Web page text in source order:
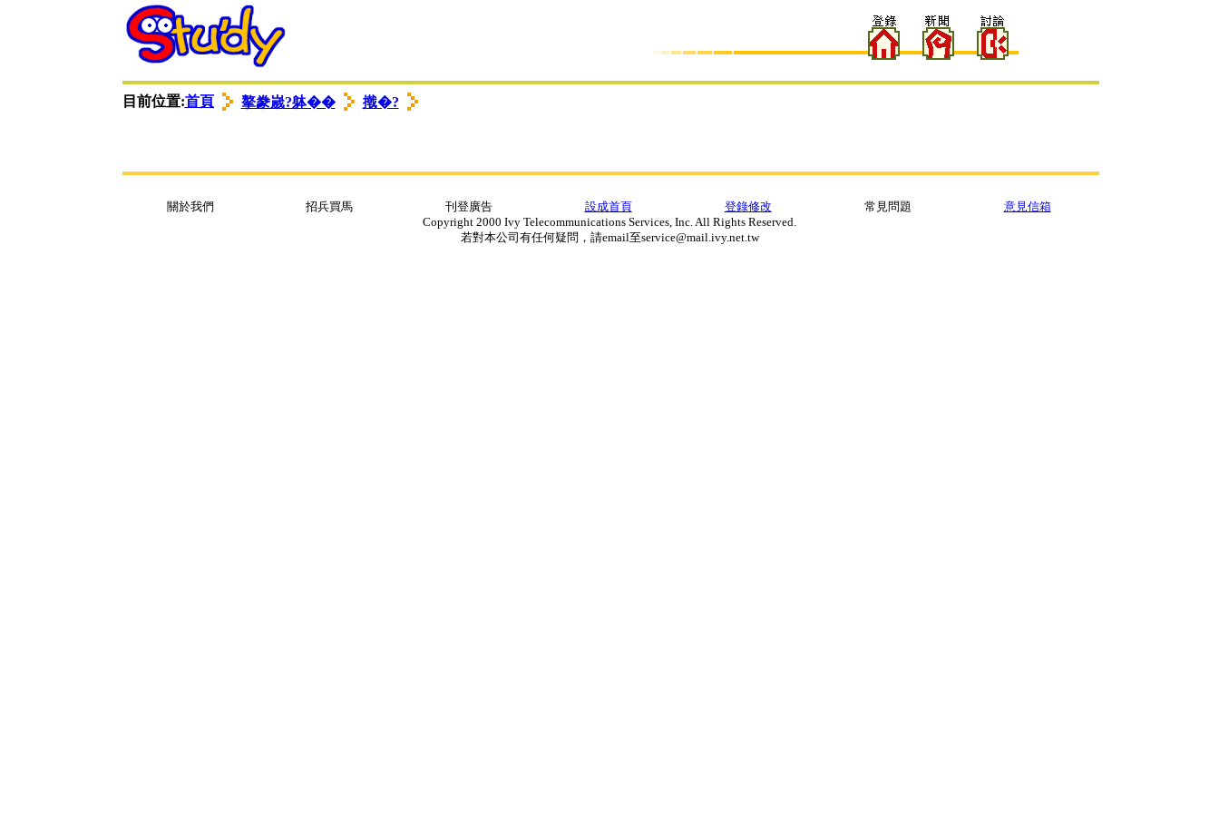
衭ロ蟈諉ㄩ゜苤翌゜苤翌
目前位置:首頁 摮豢嵗?躰�� 撠�?
關於我們 招兵買馬 刊登廣告 設成首頁 登錄修改 常見問題
意見信箱
Copyright 2000 Ivy Telecommunications Services, Inc. All Rights Reserved.
若對本公司有任何疑問，請email至service@mail.ivy.net.tw